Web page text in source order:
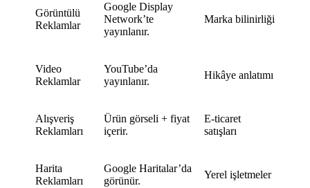
Görüntülü
Reklamlar
Google Display
Network’te
yayınlanır.
Marka bilinirliği
Video
Reklamlar
YouTube’da
yayınlanır.
Hikâye anlatımı
Alışveriş
Reklamları
Ürün görseli + fiyat
içerir.
E-ticaret
satışları
Harita
Reklamları
Google Haritalar’da
görünür.
Yerel işletmeler